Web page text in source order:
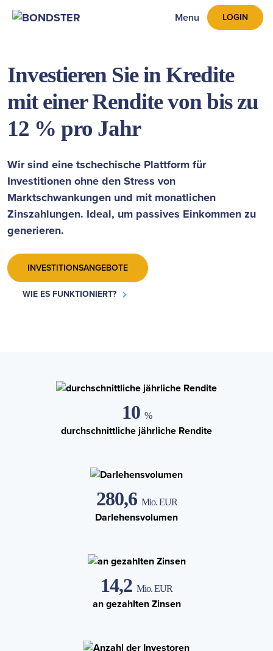
Menu LOGIN
Investieren Sie in Kredite
mit einer Rendite von bis zu
12 % pro Jahr
Wir sind eine tschechische Plattform für
Investitionen ohne den Stress von
Marktschwankungen und mit monatlichen
Zinszahlungen. Ideal, um passives Einkommen zu
generieren.
INVESTITIONSANGEBOTE
WIE ES FUNKTIONIERT?
10 %
durchschnittliche jährliche Rendite
280,6 Mio. EUR
Darlehensvolumen
14,2 Mio. EUR
an gezahlten Zinsen